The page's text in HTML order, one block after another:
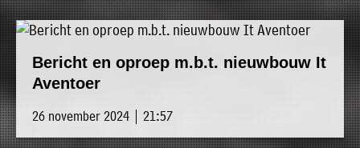
Bericht en oproep m.b.t. nieuwbouw It
Aventoer
26 november 2024 | 21:57